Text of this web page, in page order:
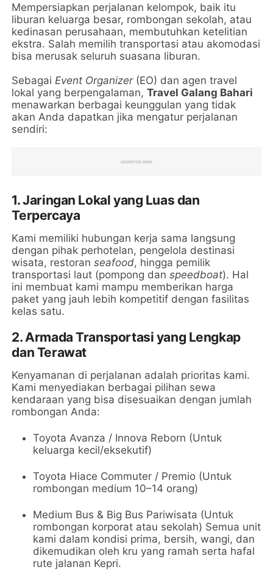
Mempersiapkan perjalanan kelompok, baik itu
liburan keluarga besar, rombongan sekolah, atau
kedinasan perusahaan, membutuhkan ketelitian
ekstra. Salah memilih transportasi atau akomodasi
bisa merusak seluruh suasana liburan.
Sebagai Event Organizer(EO) dan agen travel
lokal yang berpengalaman,Travel Galang Bahari
menawarkan berbagai keunggulan yang tidak
akan Anda dapatkan jika mengatur perjalanan
sendiri:
1. Jaringan Lokal yang Luas dan
Terpercaya
Kami memiliki hubungan kerja sama langsung
dengan pihak perhotelan, pengelola destinasi
wisata, restoranseafood, hingga pemilik
transportasi laut (pompong danspeedboat). Hal
ini membuat kami mampu memberikan harga
paket yang jauh lebih kompetitif dengan fasilitas
kelas satu.
2. Armada Transportasi yang Lengkap
dan Terawat
Kenyamanan di perjalanan adalah prioritas kami.
Kami menyediakan berbagai pilihan sewa
kendaraan yang bisa disesuaikan dengan jumlah
rombongan Anda:
Toyota Avanza / Innova Reborn (Untuk
keluarga kecil/eksekutif)
Toyota Hiace Commuter / Premio (Untuk
rombongan medium 10–14 orang)
Medium Bus & Big Bus Pariwisata (Untuk
rombongan korporat atau sekolah) Semua unit
kami dalam kondisi prima, bersih, wangi, dan
dikemudikan oleh kru yang ramah serta hafal
rute jalanan Kepri.